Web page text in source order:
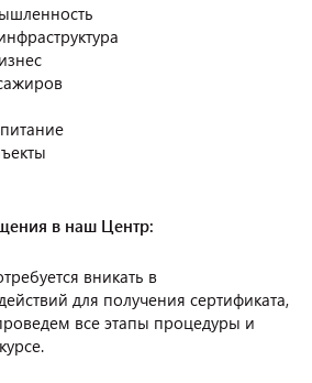
в наш Центр:
вникать в
для получения сертификата,
все этапы процедуры и